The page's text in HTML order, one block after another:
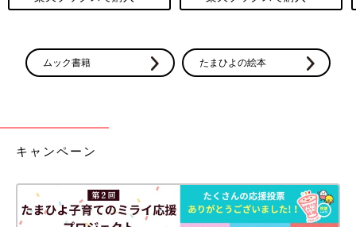
ムック書籍 たまひよの絵本
キャンペーン